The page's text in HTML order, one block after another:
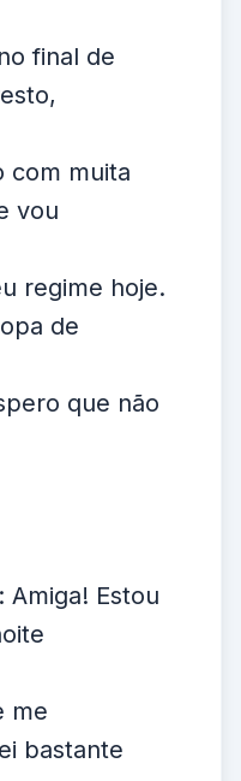
final de
com muita
vou
regime hoje.
de
que não
Amiga! Estou
me
bastante